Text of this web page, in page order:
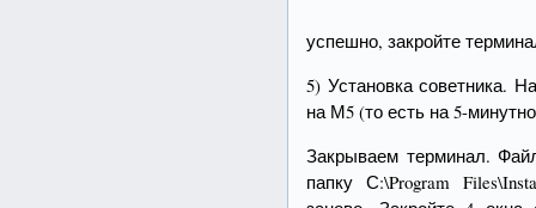
успешно, закройте
5) Установка советника.
на М5 (то есть на 5-
Закрываем терминал.
папку С:\Program